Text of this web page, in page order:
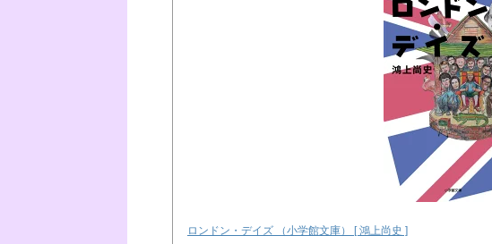
ロンドン・デイズ （小学館文庫） [ 鴻上尚史 ]